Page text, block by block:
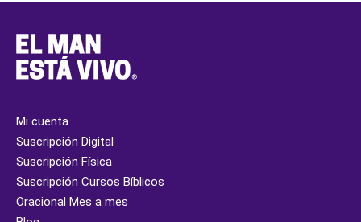
Mi cuenta
Suscripción Digital
Suscripción Física
Suscripción Cursos Bíblicos
Oracional Mes a mes